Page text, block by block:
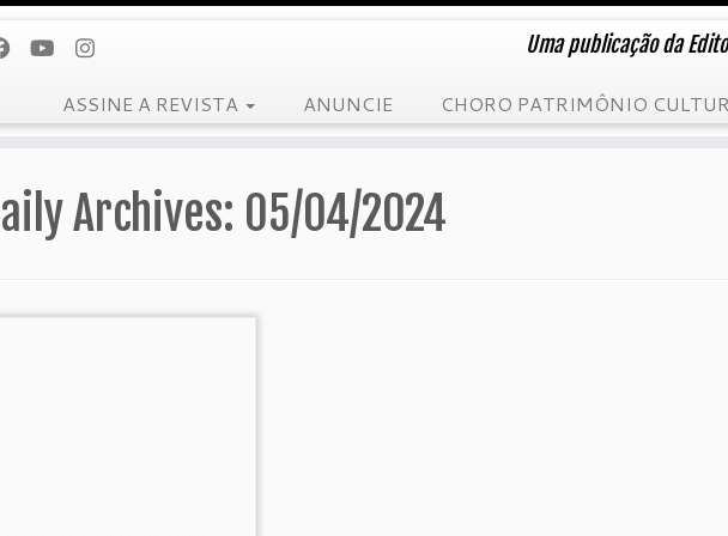
Uma publicação da
ASSINE A REVISTA ANUNCIE CHORO PATRIMÔNIO
Archives: 05/04/2024